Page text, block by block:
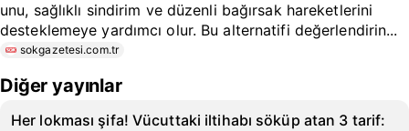
unu, sağlıklı sindirim ve düzenli bağırsak hareketlerini
desteklemeye yardımcı olur. Bu alternatifi değerlendirin...
sokgazetesi.com.tr
Diğer yayınlar
Her lokması şifa! Vücuttaki iltihabı söküp atan 3 tarif: